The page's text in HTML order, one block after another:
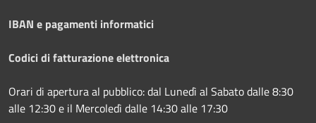
IBAN e pagamenti informatici
Codici di fatturazione elettronica
Orari di apertura al pubblico: dal Lunedì al Sabato dalle 8:30
alle 12:30 e il Mercoledì dalle 14:30 alle 17:30